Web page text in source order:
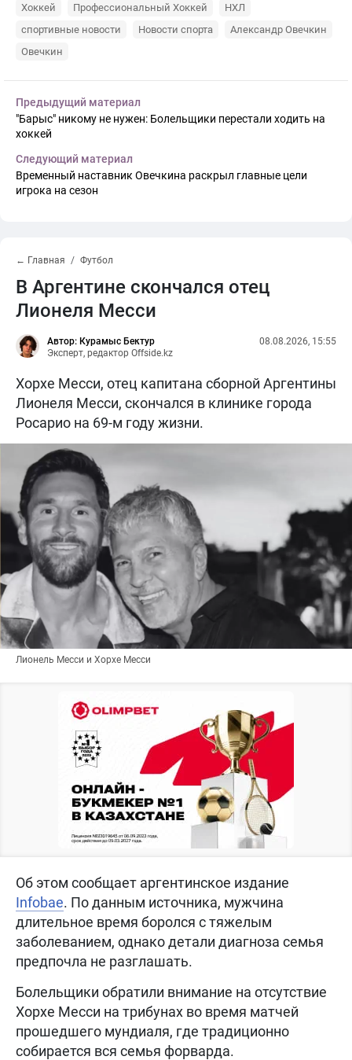
Хоккей Профессиональный Хоккей
НХЛ
спортивные новости
Новости спорта
Александр Овечкин
Овечкин
Предыдущий материал
"Барыс" никому не нужен: Болельщики перестали ходить на
хоккей
Следующий материал
Временный наставник Овечкина раскрыл главные цели
игрока на сезон
← Главная Футбол
В Аргентине скончался отец
Лионеля Месси
Автор: Курамыс Бектур
Эксперт, редактор Offside.kz
08.08.2026, 15:55
Хорхе Месси, отец капитана сборной Аргентины
Лионеля Месси, скончался в клинике города
Росарио на 69-м году жизни.
Лионель Месси и Хорхе Месси
Об этом сообщает аргентинское издание
Infobae. По данным источника, мужчина
длительное время боролся с тяжелым
заболеванием, однако детали диагноза семья
предпочла не разглашать.
Болельщики обратили внимание на отсутствие
Хорхе Месси на трибунах во время матчей
прошедшего мундиаля, где традиционно
собирается вся семья форварда.